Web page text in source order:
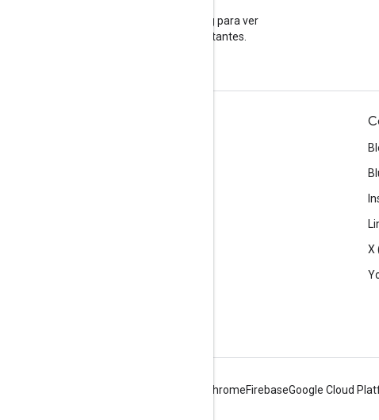
Visita nuestro blog para ver
anuncios importantes.
X
ChromeFirebaseGoogle Cloud